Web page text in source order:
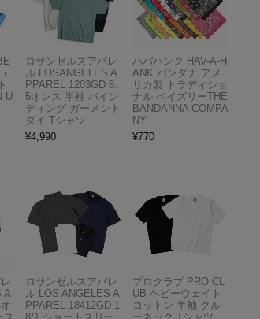
U
ロサンゼルスアパレ
ル LOSANGELES A
PPAREL 1203GD 8.
5オンス 半袖 バイン
ディング ガーメント
ダイ Tシャツ
¥4,990
ハバハンク HAV-A-H
ANK バンダナ アメ
リカ製 トラディショ
ナル ペイズリーTHE
BANDANNA COMPA
NY
¥770
A
ロサンゼルスアパレ
ル LOS ANGELES A
PPAREL 18412GD 1
プロクラブ PRO CL
UB ヘビーウェイト
コットン 半袖 クル